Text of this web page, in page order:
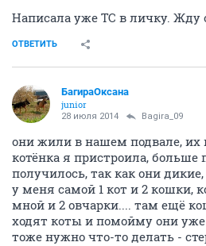
Написала уже ТС в личку. Жду
ОТВЕТИТЬ
БагираОксана
junior
28 июля 2014 Bagira_09
они жили в нашем подвале, их
котёнка я пристроила, больше
получилось, так как они
у меня самой 1 кот и 2 кошки,
мной и 2 овчарки.... там ещё
ходят коты и помойму они
тоже нужно что-то делать -